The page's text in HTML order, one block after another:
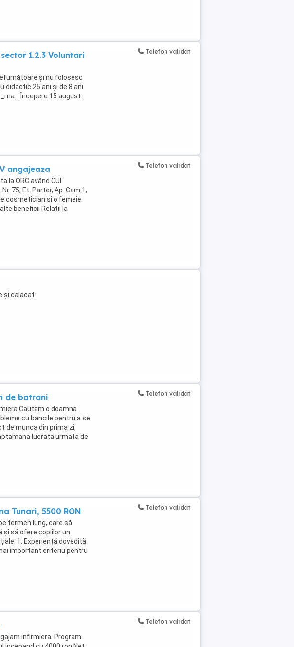
1.2.3 Voluntari
și nu folosesc
didactic 25 ani și de 8 ani
. Începere 15 august
Telefon validat
angajeaza
la ORC având CUI
75, Et. Parter, Ap. Cam.1,
cosmetician si o femeie
beneficii Relatii la
Telefon validat
și calacat .
de batrani
Cautam o doamna
cu bancile pentru a se
de munca din prima zi,
lucrata urmata de
Telefon validat
Tunari, 5500 RON
termen lung, care să
și să ofere copiilor un
1. Experiență dovedită
important criteriu pentru
Telefon validat
infirmiera. Program:
Telefon validat